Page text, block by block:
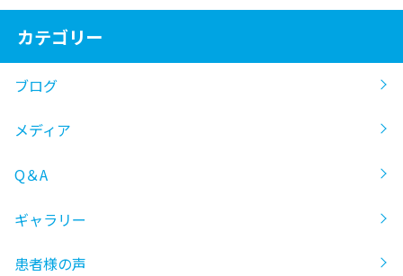
カテゴリー
ブログ
メディア
Q＆A
ギャラリー
患者様の声